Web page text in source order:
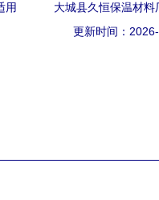
用
大城县久恒保温材
分
更新时间：